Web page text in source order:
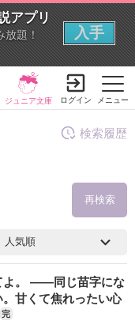
アプリ
放題！
入手
メニュー
ジュニア文庫 ログイン
再検索
を含む
検索履歴
よ。 ――同じ苗字にな
甘くて焦れったい心
完